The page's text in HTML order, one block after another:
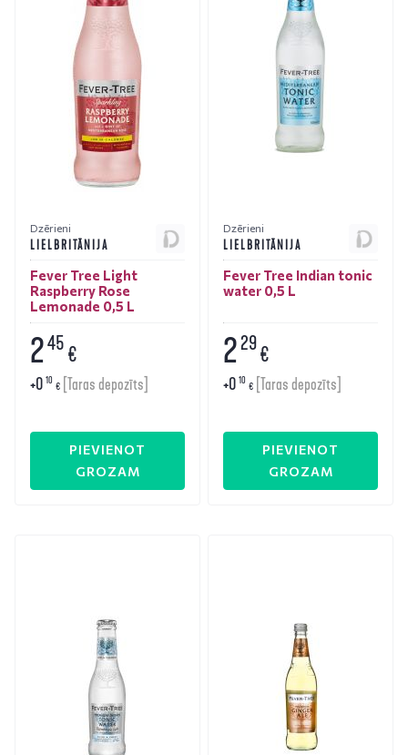
Dzērieni
LIELBRITĀNIJA
Fever Tree Light
Raspberry Rose
Lemonade 0,5 L
245€
+0 10 € [Taras depozīts]
PIEVIENOT
GROZAM
Dzērieni
LIELBRITĀNIJA
Fever Tree Indian tonic
water 0,5 L
229€
+0 10 € [Taras depozīts]
PIEVIENOT
GROZAM